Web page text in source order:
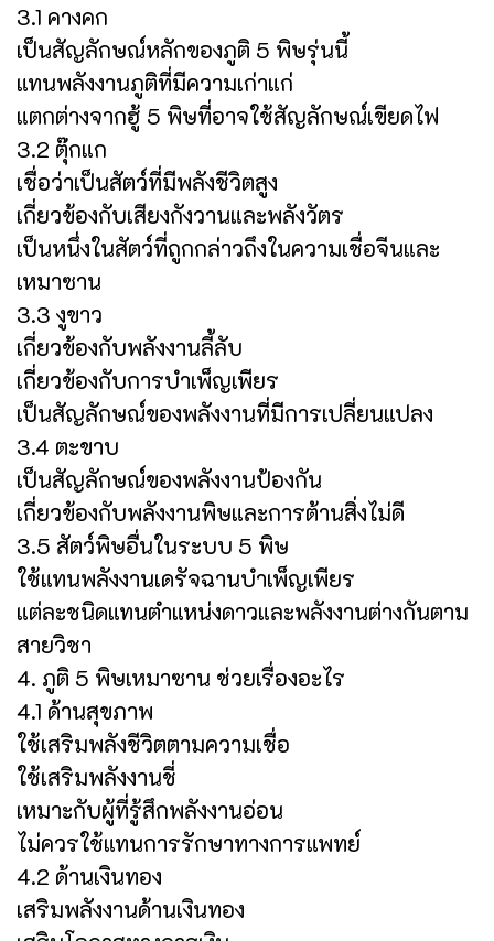
3.1 คางคก
เป็นสัญลักษณ์หลักของภูติ 5 พิษรุ่นนี้
แทนพลังงานภูติที่มีความเก่าแก่
แตกต่างจากฮู้ 5 พิษที่อาจใช้สัญลักษณ์เขียดไฟ
3.2 ตุ๊กแก
เชื่อว่าเป็นสัตว์ที่มีพลังชีวิตสูง
เกี่ยวข้องกับเสียงกังวานและพลังวัตร
เป็นหนึ่งในสัตว์ที่ถูกกล่าวถึงในความเชื่อจีนและ
เหมาซาน
3.3 งูขาว
เกี่ยวข้องกับพลังงานลี้ลับ
เกี่ยวข้องกับการบำเพ็ญเพียร
เป็นสัญลักษณ์ของพลังงานที่มีการเปลี่ยนแปลง
3.4 ตะขาบ
เป็นสัญลักษณ์ของพลังงานป้องกัน
เกี่ยวข้องกับพลังงานพิษและการต้านสิ่งไม่ดี
3.5 สัตว์พิษอื่นในระบบ 5 พิษ
ใช้แทนพลังงานเดรัจฉานบำเพ็ญเพียร
แต่ละชนิดแทนตำแหน่งดาวและพลังงานต่างกันตาม
สายวิชา
4. ภูติ 5 พิษเหมาซาน ช่วยเรื่องอะไร
4.1 ด้านสุขภาพ
ใช้เสริมพลังชีวิตตามความเชื่อ
ใช้เสริมพลังงานชี่
เหมาะกับผู้ที่รู้สึกพลังงานอ่อน
ไม่ควรใช้แทนการรักษาทางการแพทย์
4.2 ด้านเงินทอง
เสริมพลังงานด้านเงินทอง